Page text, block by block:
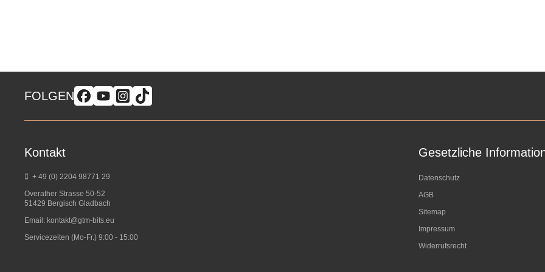
FOLGEN
Kontakt
+ 49 (0) 2204 98771 29
Overather Strasse 50-52
51429 Bergisch Gladbach
Email: kontakt@gtm-bits.eu
Servicezeiten (Mo-Fr.) 9:00 - 15:00
Gesetzliche
Datenschutz
AGB
Sitemap
Impressum
Widerrufsrecht